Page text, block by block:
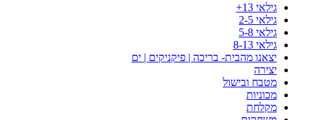
גילאי 13+
גילאי 2-5
גילאי 5-8
גילאי 8-13
יצאנו מהבית- בריכה | פיקניקים | ים
יצירה
מטבח ובישול
מכוניות
מקלחת